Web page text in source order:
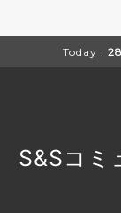
Today :
S&Sコミ